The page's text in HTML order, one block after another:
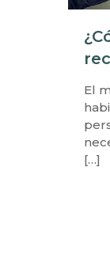
El
[…]